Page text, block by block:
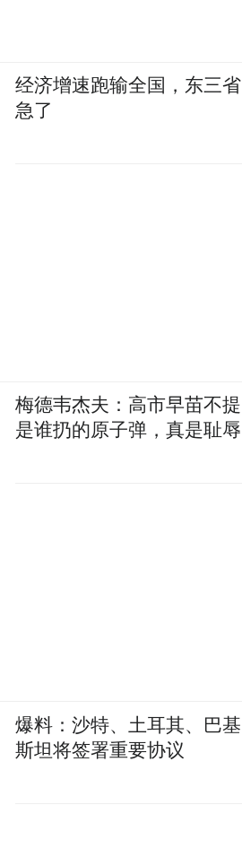
经济增速跑输全国，东三省
急了
梅德韦杰夫：高市早苗不提
是谁扔的原子弹，真是耻辱
爆料：沙特、土耳其、巴基
斯坦将签署重要协议